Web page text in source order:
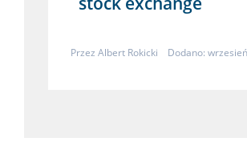
Przez Albert Rokicki Dodano: